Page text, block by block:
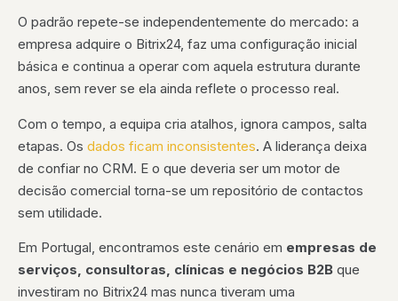
O padrão repete-se independentemente do mercado: a
empresa adquire o Bitrix24, faz uma configuração inicial
básica e continua a operar com aquela estrutura durante
anos, sem rever se ela ainda reflete o processo real.
Com o tempo, a equipa cria atalhos, ignora campos, salta
etapas. Os dados ficam inconsistentes. A liderança deixa
de confiar no CRM. E o que deveria ser um motor de
decisão comercial torna-se um repositório de contactos
sem utilidade.
Em Portugal, encontramos este cenário em empresas de
serviços, consultoras, clínicas e negócios B2B que
investiram no Bitrix24 mas nunca tiveram uma